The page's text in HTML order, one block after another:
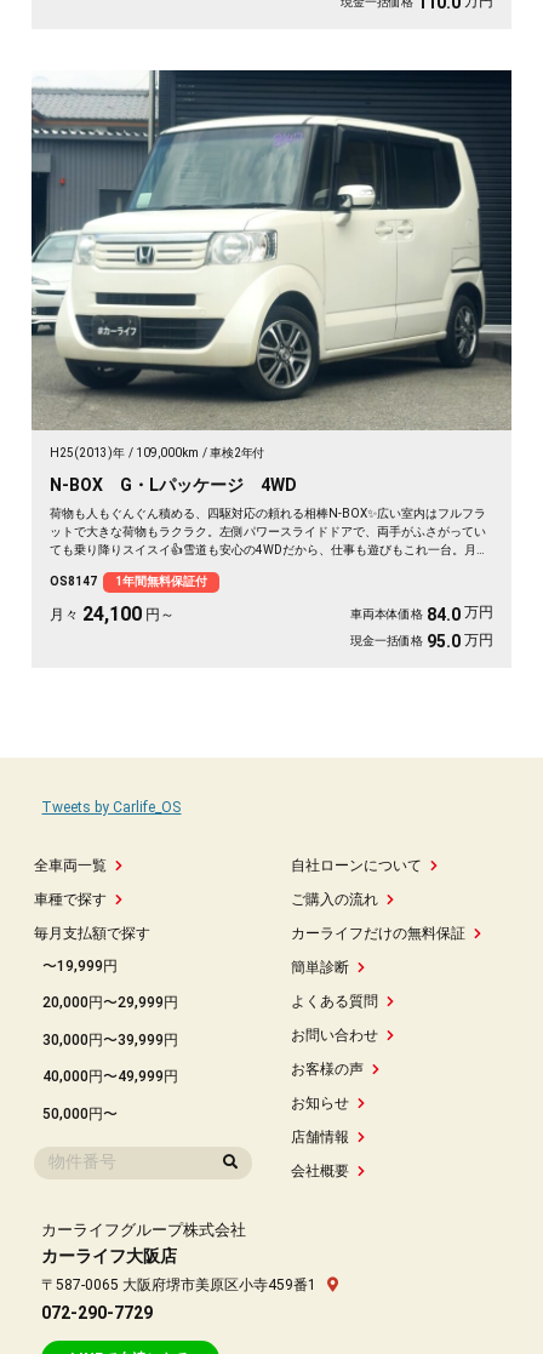
H25(2013)年 109,000km 車検2年付
N-BOX G・Lパッケージ 4WD
荷物も人もぐんぐん積める、四駆対応の頼れる相棒N-BOX✨広い室内はフルフラ
ットで大きな荷物もラクラク。左側パワースライドドアで、両手がふさがってい
ても乗り降りスイスイ👍雪道も安心の4WDだから、仕事も遊びもこれ一台。月々
りや週末の遠出まで、暮らしの相棒にぴったり💫《1年保証付》で安心の一台😊
OS8147 1年間無料保証付
月々 24,100 円～ 車両本体価格 84.0 万円
現金一括価格 95.0 万円
全車両一覧
車種で探す
毎月支払額で探す
〜19,999円
20,000円〜29,999円
30,000円〜39,999円
40,000円〜49,999円
50,000円〜
自社ローンについて
ご購入の流れ
カーライフだけの無料保証
簡単診断
よくある質問
お問い合わせ
お客様の声
お知らせ
店舗情報
会社概要
Tweets by Carlife_OS
カーライフグループ株式会社
カーライフ大阪店
〒587-0065 大阪府堺市美原区小寺459番1
072-290-7729